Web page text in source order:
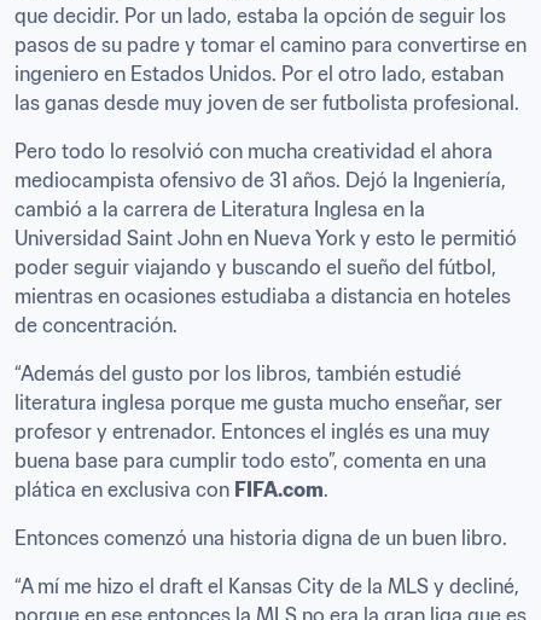
que decidir. Por un lado, estaba la opción de seguir los
pasos de su padre y tomar el camino para convertirse en
ingeniero en Estados Unidos. Por el otro lado, estaban
las ganas desde muy joven de ser futbolista profesional.
Pero todo lo resolvió con mucha creatividad el ahora
mediocampista ofensivo de 31 años. Dejó la Ingeniería,
cambió a la carrera de Literatura Inglesa en la
Universidad Saint John en Nueva York y esto le permitió
poder seguir viajando y buscando el sueño del fútbol,
mientras en ocasiones estudiaba a distancia en hoteles
de concentración.
“Además del gusto por los libros, también estudié
literatura inglesa porque me gusta mucho enseñar, ser
profesor y entrenador. Entonces el inglés es una muy
buena base para cumplir todo esto”, comenta en una
plática en exclusiva con FIFA.com.
Entonces comenzó una historia digna de un buen libro.
“A mí me hizo el draft el Kansas City de la MLS y decliné,
porque en ese entonces la MLS no era la gran liga que es